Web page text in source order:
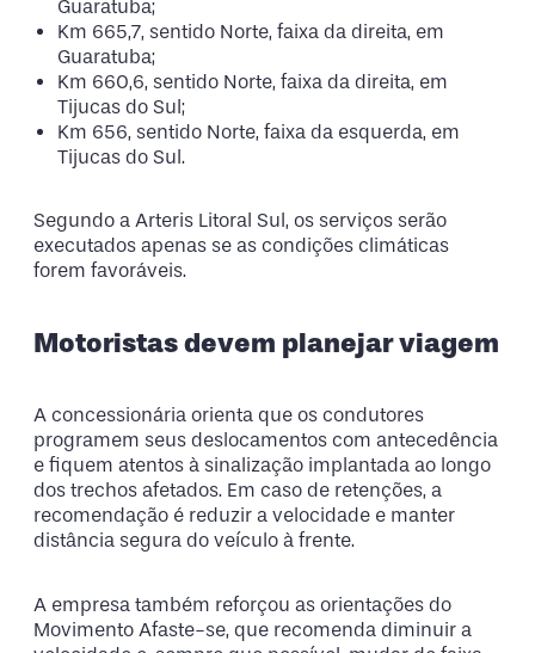
Guaratuba;
Km 665,7, sentido Norte, faixa da direita, em
Guaratuba;
Km 660,6, sentido Norte, faixa da direita, em
Tijucas do Sul;
Km 656, sentido Norte, faixa da esquerda, em
Tijucas do Sul.
Segundo a Arteris Litoral Sul, os serviços serão
executados apenas se as condições climáticas
forem favoráveis.
Motoristas devem planejar viagem
A concessionária orienta que os condutores
programem seus deslocamentos com antecedência
e fiquem atentos à sinalização implantada ao longo
dos trechos afetados. Em caso de retenções, a
recomendação é reduzir a velocidade e manter
distância segura do veículo à frente.
A empresa também reforçou as orientações do
Movimento Afaste-se, que recomenda diminuir a